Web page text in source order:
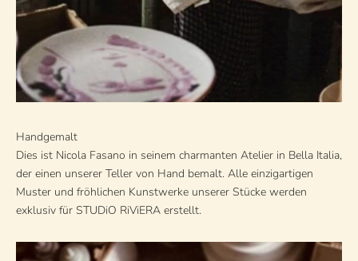
Handgemalt
Dies ist Nicola Fasano in seinem charmanten Atelier in Bella Italia,
der einen unserer Teller von Hand bemalt. Alle einzigartigen
Muster und fröhlichen Kunstwerke unserer Stücke werden
exklusiv für STUDiO RiViERA erstellt.